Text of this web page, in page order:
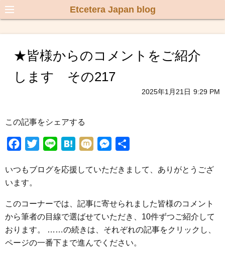
Etcetera Japan blog
★皆様からのコメントをご紹介
します その217
2025年1月21日 9:29 PM
この記事をシェアする
c
e
b
o
o
k
i
t
e
n
H
t
n
a
M
x
s
e
n
g
e
いつもブログを応援していただきまして、ありがとうござ
います。
このコーナーでは、記事に寄せられました皆様のコメント
から筆者の目線で選ばせていただき、10件ずつご紹介して
おります。 ……の続きは、それぞれの記事をクリックし、
ページの一番下まで進んでください。